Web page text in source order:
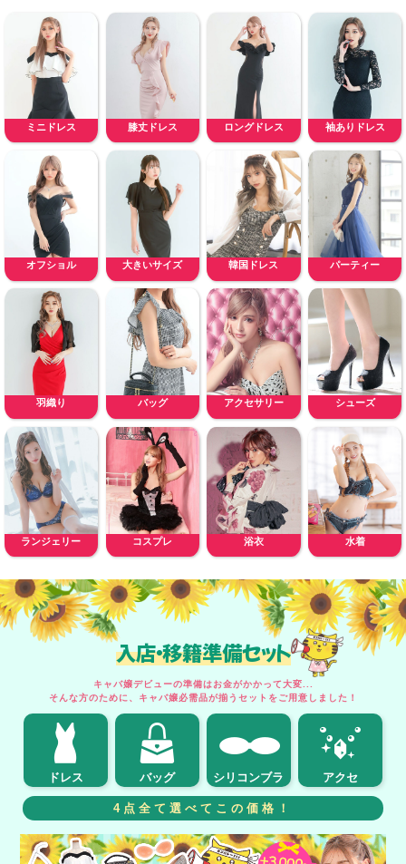
ミニドレス 膝丈ドレス ロングドレス 袖ありドレス
オフショル 大きいサイズ 韓国ドレス パーティー
羽織り バッグ アクセサリー シューズ
ランジェリー コスプレ 浴衣 水着
入店・移籍準備セット
キャバ嬢デビューの準備はお金がかかって大変...
そんな方のために、キャバ嬢必需品が揃うセットをご用意しました！
ドレス バッグ シリコンブラ アクセ
4点全て選べてこの価格！